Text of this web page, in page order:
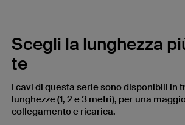
Scegli la lunghezza
te
I cavi di questa serie sono disponibili in
lunghezze (1, 2 e 3 metri), per una
collegamento e ricarica.